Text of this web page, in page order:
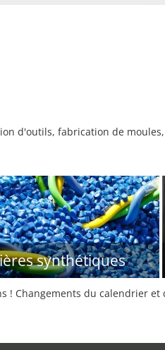
d'outils, fabrication de
synthétiques
! Changements du calendrier